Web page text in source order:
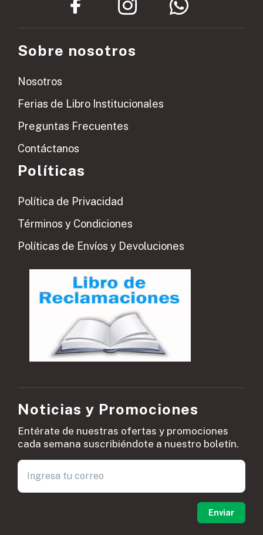
Sobre nosotros
Nosotros
Ferias de Libro Institucionales
Preguntas Frecuentes
Contáctanos
Políticas
Política de Privacidad
Términos y Condiciones
Políticas de Envíos y Devoluciones
Noticias y Promociones
Entérate de nuestras ofertas y promociones
cada semana suscribiéndote a nuestro boletín.